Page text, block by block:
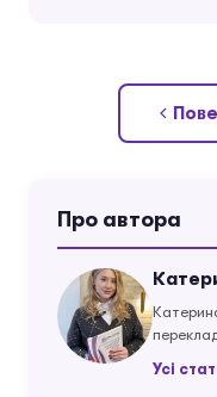
Про автора
Усі